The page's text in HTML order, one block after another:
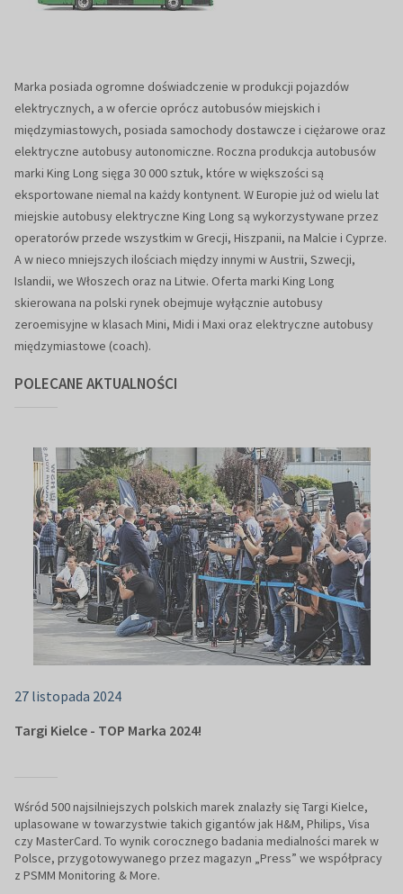
Marka posiada ogromne doświadczenie w produkcji pojazdów
elektrycznych, a w ofercie oprócz autobusów miejskich i
międzymiastowych, posiada samochody dostawcze i ciężarowe oraz
elektryczne autobusy autonomiczne. Roczna produkcja autobusów
marki King Long sięga 30 000 sztuk, które w większości są
eksportowane niemal na każdy kontynent. W Europie już od wielu lat
miejskie autobusy elektryczne King Long są wykorzystywane przez
operatorów przede wszystkim w Grecji, Hiszpanii, na Malcie i Cyprze.
A w nieco mniejszych ilościach między innymi w Austrii, Szwecji,
Islandii, we Włoszech oraz na Litwie. Oferta marki King Long
skierowana na polski rynek obejmuje wyłącznie autobusy
zeroemisyjne w klasach Mini, Midi i Maxi oraz elektryczne autobusy
międzymiastowe (coach).
POLECANE AKTUALNOŚCI
27 listopada 2024
Targi Kielce - TOP Marka 2024!
Wśród 500 najsilniejszych polskich marek znalazły się Targi Kielce,
uplasowane w towarzystwie takich gigantów jak H&M, Philips, Visa
czy MasterCard. To wynik corocznego badania medialności marek w
Polsce, przygotowywanego przez magazyn „Press” we współpracy
z PSMM Monitoring & More.